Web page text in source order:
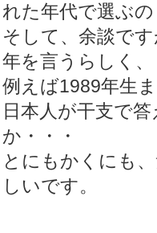
れた年代で選ぶ
そして、余談で
年を言うらしく、
例えば1989年生
日本人が干支で
か・・・
とにもかくにも
しいです。